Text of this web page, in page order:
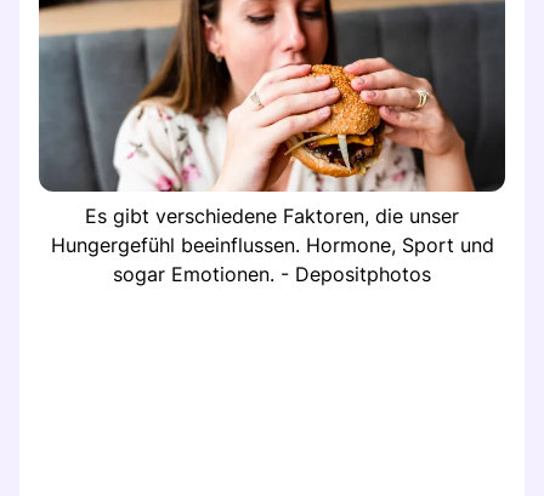
Es gibt verschiedene Faktoren, die unser
Hungergefühl beeinflussen. Hormone, Sport und
sogar Emotionen. - Depositphotos